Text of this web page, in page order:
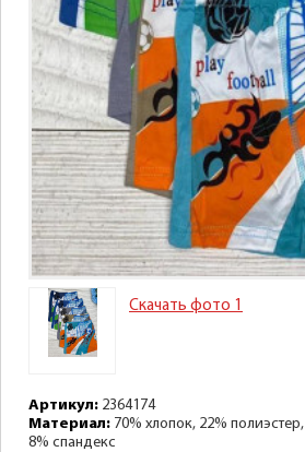
Скачать фото 1
Артикул: 2364174
Материал: 70% хлопок, 22% полиэстер,
8% спандекс